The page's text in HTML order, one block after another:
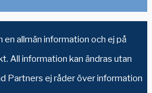
allmän information och ej på
All information kan ändras utan
Partners ej råder över information